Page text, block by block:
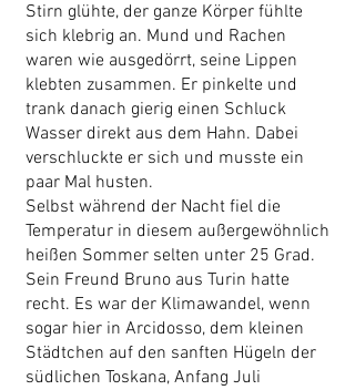
Stirn glühte, der ganze Körper fühlte
sich klebrig an. Mund und Rachen
waren wie ausgedörrt, seine Lippen
klebten zusammen. Er pinkelte und
trank danach gierig einen Schluck
Wasser direkt aus dem Hahn. Dabei
verschluckte er sich und musste ein
paar Mal husten.
Selbst während der Nacht fiel die
Temperatur in diesem außergewöhnlich
heißen Sommer selten unter 25 Grad.
Sein Freund Bruno aus Turin hatte
recht. Es war der Klimawandel, wenn
sogar hier in Arcidosso, dem kleinen
Städtchen auf den sanften Hügeln der
südlichen Toskana, Anfang Juli